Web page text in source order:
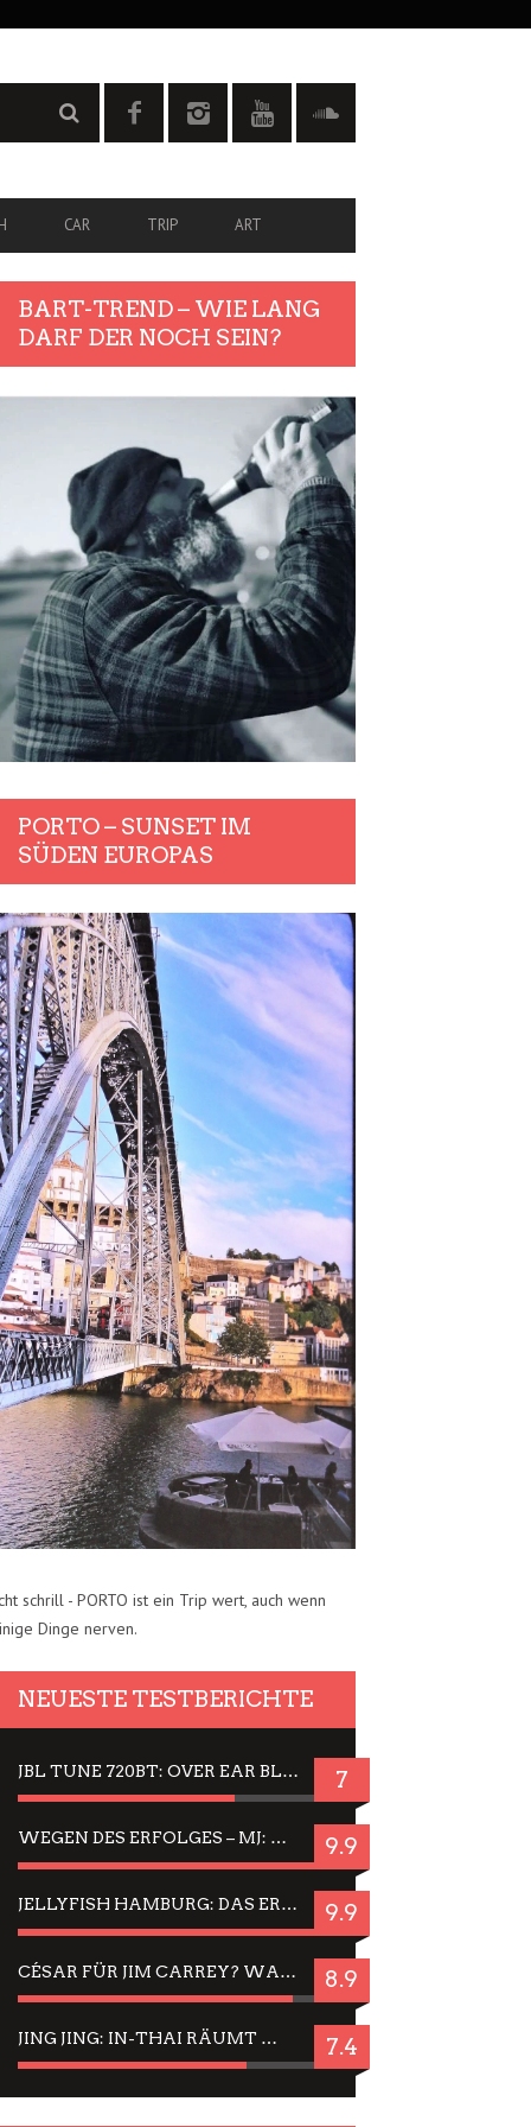
CAR TRIP ART
BART-TREND – WIE LANG
DARF DER NOCH SEIN?
PORTO – SUNSET IM
SÜDEN EUROPAS
schrill - PORTO ist ein Trip wert, auch wenn
Dinge nerven.
NEUESTE TESTBERICHTE
JBL TUNE 720BT: OVER EAR BLUETOOTH KOPFHÖRER UM DIE 50,-€ IM DAUER-TEST 7
WEGEN DES ERFOLGES – MJ: MICHAEL JACKSON MUSICAL IN EINER MATINEE SEHEN 9.9
JELLYFISH HAMBURG: DAS ERFOLGREICHE SOMMER-MENÜ 2025 IN GEFÜHLEN UND BILDERN 9.9
CÉSAR FÜR JIM CARREY? WARUM DAS EINER DER NERVIGSTEN ACTORS IST UND BLEIBT 8.9
JING JING: IN-THAI RÄUMT WIEDER TITEL AB – EIN ZWEI-STUNDEN-ERLEBNISBERICHT 7.4